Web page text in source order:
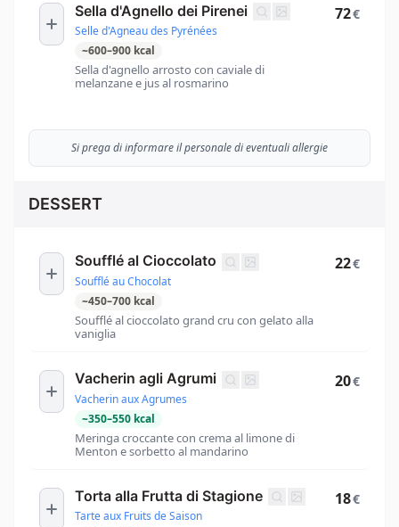
Sella d'Agnello dei Pirenei
Selle d'Agneau des Pyrénées
~600–900 kcal
Sella d'agnello arrosto con caviale di
melanzane e jus al rosmarino
72€
Si prega di informare il personale di eventuali allergie
DESSERT
Soufflé al Cioccolato
Soufflé au Chocolat
~450–700 kcal
Soufflé al cioccolato grand cru con gelato alla
vaniglia
22€
Vacherin agli Agrumi
Vacherin aux Agrumes
~350–550 kcal
Meringa croccante con crema al limone di
Menton e sorbetto al mandarino
20€
Torta alla Frutta di Stagione
Tarte aux Fruits de Saison
18€